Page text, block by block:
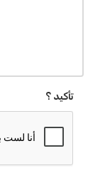
تأكيد ؟